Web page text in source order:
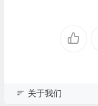
关于我们